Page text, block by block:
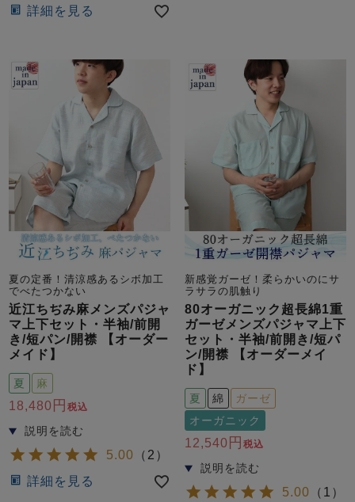
ボーイズパジャマ
春 夏 秋 冬
売れ筋ランキング
- Item Ranking -
新着商品
- New Arrival -
すべての季節のパジャマ一覧はこちら
上着単品
ズ
パジャマ
ガールズ長袖 ガールズ半袖 ワンピース
ガールズ前開
ガールズかぶ
り
ボーイズ長袖
ボーイズ前開
詳細を見る
夏の定番！清涼感あるシボ加工
でべたつかない
近江ちぢみ麻メンズパジャ
マ上下セット・半袖/前開
き/短パン/開襟 【オーダー
メイド】
夏 麻
18,480 税込
5.00 （ 2 ）
詳細を見る
新感覚ガーゼ！柔らかいのにサ
ラサラの肌触り
80オーガニック超長綿1重
ガーゼメンズパジャマ上下
セット・半袖/前開き/短パ
ン/開襟 【オーダーメイ
ド】
夏 綿
ガーゼ
オーガニック
12,540 税込
5.00 （ 1 ）